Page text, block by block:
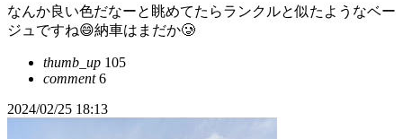
なんか良い色だなーと眺めてたらランクルと似たようなベー
ジュですね😄納車はまだか🥲
thumb_up 105
comment6
2024/02/25 18:13